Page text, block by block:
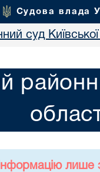
Судова влада
суд Київської
лише